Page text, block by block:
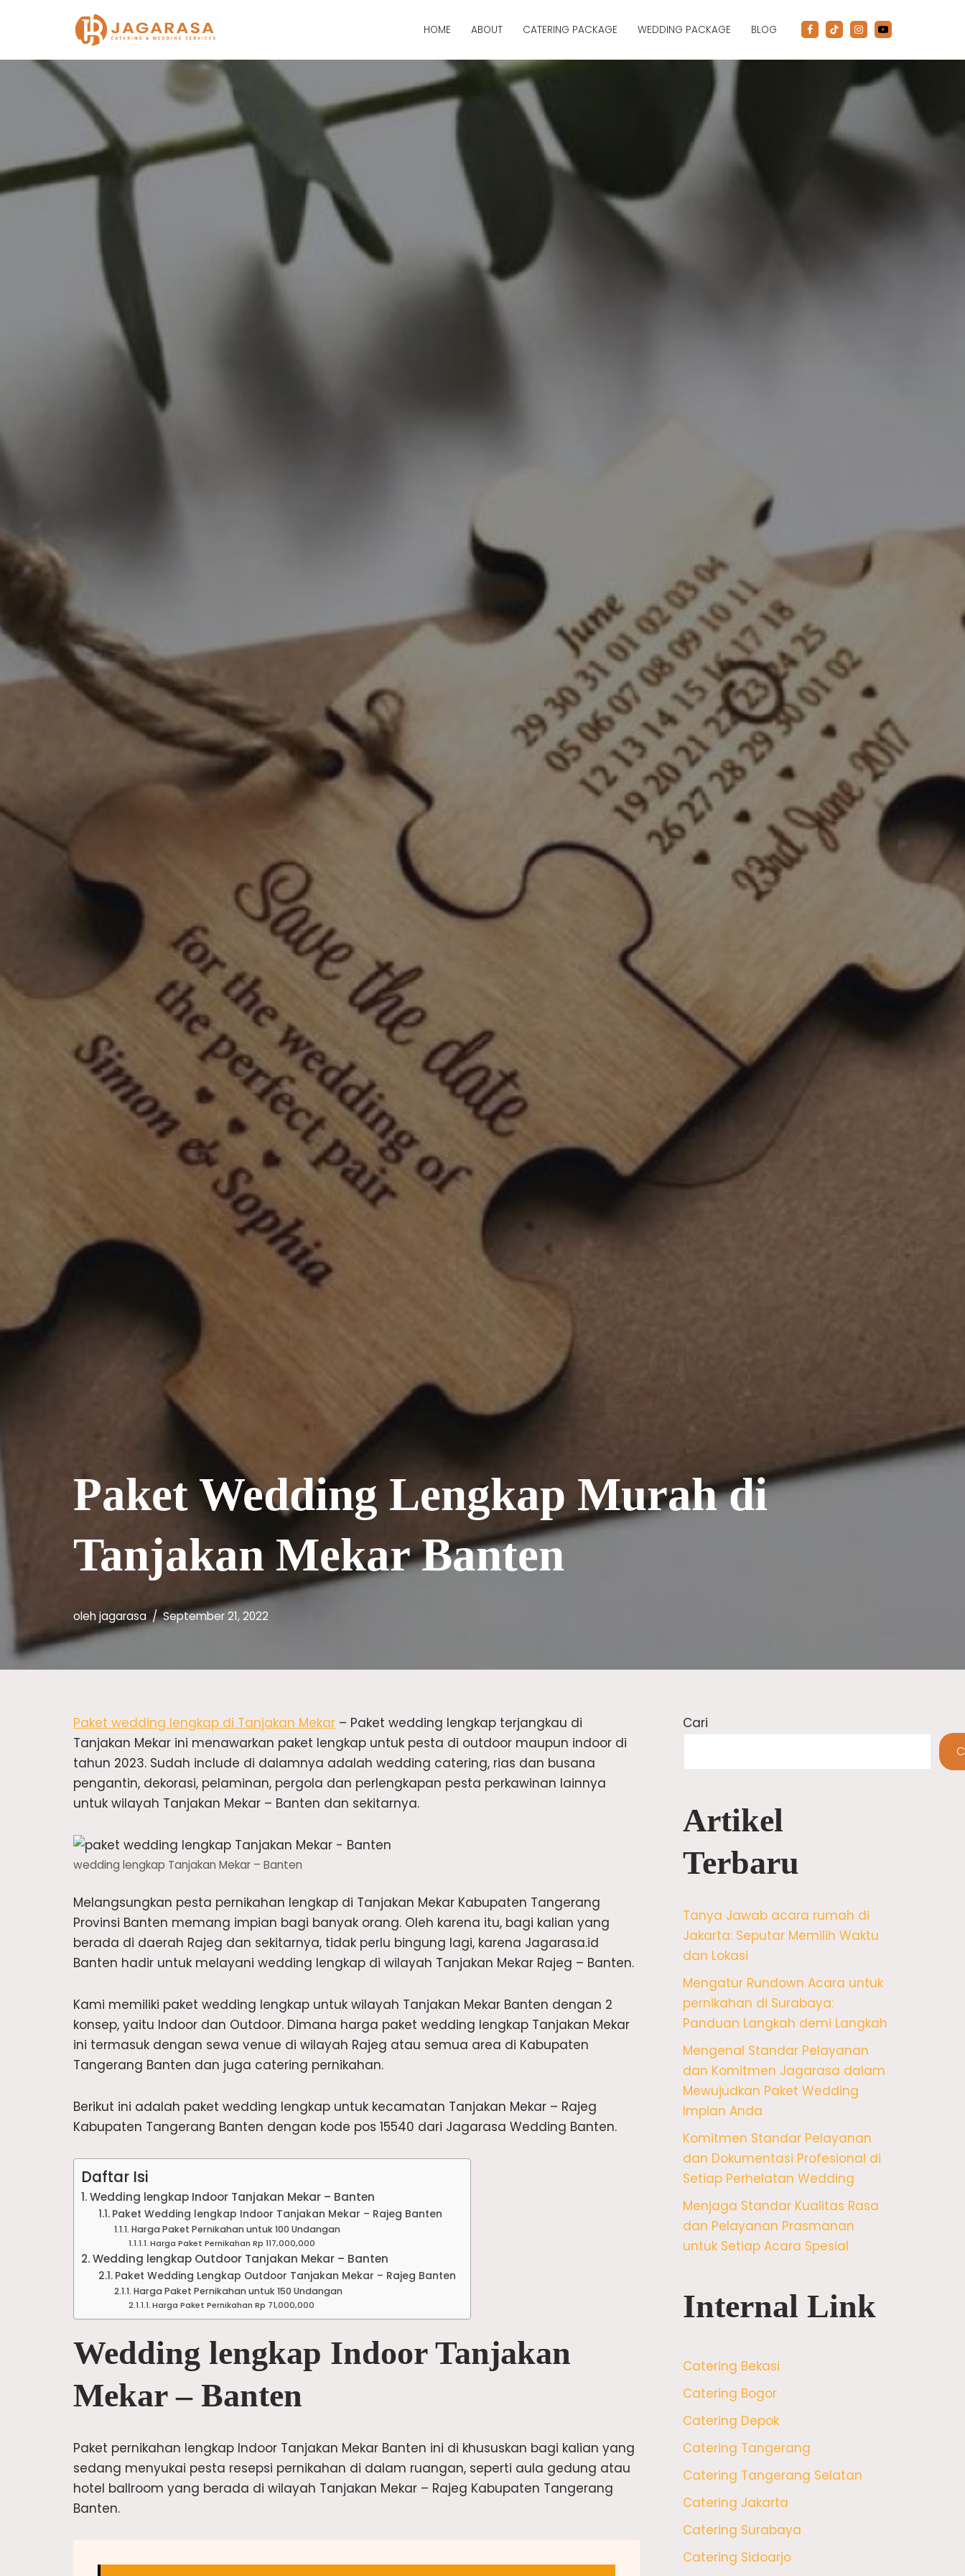
ke
konten
HOME ABOUT CATERING PACKAGE WEDDING PACKAGE BLOG
Paket Wedding Lengkap Murah di
Tanjakan Mekar Banten
oleh jagarasa September 21, 2022
Paket wedding lengkap di Tanjakan Mekar – Paket wedding lengkap terjangkau di
Tanjakan Mekar ini menawarkan paket lengkap untuk pesta di outdoor maupun indoor di
tahun 2023. Sudah include di dalamnya adalah wedding catering, rias dan busana
pengantin, dekorasi, pelaminan, pergola dan perlengkapan pesta perkawinan lainnya
untuk wilayah Tanjakan Mekar – Banten dan sekitarnya.
wedding lengkap Tanjakan Mekar – Banten
Melangsungkan pesta pernikahan lengkap di Tanjakan Mekar Kabupaten Tangerang
Provinsi Banten memang impian bagi banyak orang. Oleh karena itu, bagi kalian yang
berada di daerah Rajeg dan sekitarnya, tidak perlu bingung lagi, karena Jagarasa.id
Banten hadir untuk melayani wedding lengkap di wilayah Tanjakan Mekar Rajeg – Banten.
Kami memiliki paket wedding lengkap untuk wilayah Tanjakan Mekar Banten dengan 2
konsep, yaitu Indoor dan Outdoor. Dimana harga paket wedding lengkap Tanjakan Mekar
ini termasuk dengan sewa venue di wilayah Rajeg atau semua area di Kabupaten
Tangerang Banten dan juga catering pernikahan.
Berikut ini adalah paket wedding lengkap untuk kecamatan Tanjakan Mekar – Rajeg
Kabupaten Tangerang Banten dengan kode pos 15540 dari Jagarasa Wedding Banten.
Daftar Isi
Wedding lengkap Indoor Tanjakan Mekar – Banten
Paket Wedding lengkap Indoor Tanjakan Mekar – Rajeg Banten
Harga Paket Pernikahan untuk 100 Undangan
Harga Paket Pernikahan Rp 117,000,000
Wedding lengkap Outdoor Tanjakan Mekar – Banten
Paket Wedding Lengkap Outdoor Tanjakan Mekar – Rajeg Banten
Harga Paket Pernikahan untuk 150 Undangan
Harga Paket Pernikahan Rp 71,000,000
Wedding lengkap Indoor Tanjakan
Mekar – Banten
Paket pernikahan lengkap Indoor Tanjakan Mekar Banten ini di khususkan bagi kalian yang
sedang menyukai pesta resepsi pernikahan di dalam ruangan, seperti aula gedung atau
hotel ballroom yang berada di wilayah Tanjakan Mekar – Rajeg Kabupaten Tangerang
Banten.
Cari
Artikel
Terbaru
Tanya Jawab acara rumah di
Jakarta: Seputar Memilih Waktu
dan Lokasi
Mengatur Rundown Acara untuk
pernikahan di Surabaya:
Panduan Langkah demi Langkah
Mengenal Standar Pelayanan
dan Komitmen Jagarasa dalam
Mewujudkan Paket Wedding
Impian Anda
Komitmen Standar Pelayanan
dan Dokumentasi Profesional di
Setiap Perhelatan Wedding
Menjaga Standar Kualitas Rasa
dan Pelayanan Prasmanan
untuk Setiap Acara Spesial
Internal Link
Catering Bekasi
Catering Bogor
Catering Depok
Catering Tangerang
Catering Tangerang Selatan
Catering Jakarta
Catering Surabaya
Catering Sidoarjo